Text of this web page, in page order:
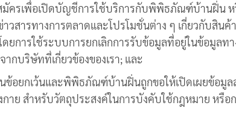
มัครเพื่อเปิดบัญชีการใช้บริการกับพิพิธภัณฑ์บ้านฝิ่น
วสารทางการตลาดและโปรโมชั่นต่าง ๆ เกี่ยวกับสิน
ดยการใช้ระบบการยกเลิกการรับข้อมูลที่อยู่ในข้อมูลท
ากบริษัทที่เกี่ยวข้องของเรา; และ
ข้อยกเว้นและพิพิธภัณฑ์บ้านฝิ่นถูกขอให้เปิดเผยข้อมูล
กาย สำหรับวัตถุประสงค์ในการบังคับใช้กฎหมาย หรื